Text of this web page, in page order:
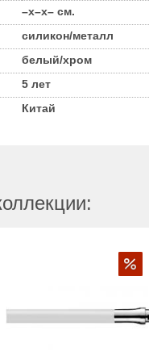
–x–x– см.
силикон/металл
белый/хром
5 лет
Китай